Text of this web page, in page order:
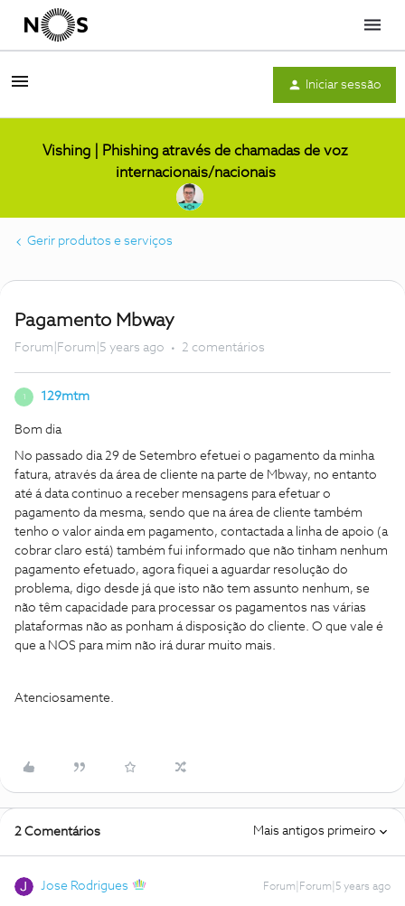
Menu
Iniciar sessão
Vishing | Phishing através de chamadas de voz
internacionais/nacionais
Gerir produtos e serviços
Pagamento Mbway
Forum|Forum|5 years ago 2 comentários
1 129mtm
Bom dia
No passado dia 29 de Setembro efetuei o pagamento da minha
fatura, através da área de cliente na parte de Mbway, no entanto
até á data continuo a receber mensagens para efetuar o
pagamento da mesma, sendo que na área de cliente também
tenho o valor ainda em pagamento, contactada a linha de apoio (a
cobrar claro está) também fui informado que não tinham nenhum
pagamento efetuado, agora fiquei a aguardar resolução do
problema, digo desde já que isto não tem assunto nenhum, se
não têm capacidade para processar os pagamentos nas várias
plataformas não as ponham á disposição do cliente. O que vale é
que a NOS para mim não irá durar muito mais.
Atenciosamente.
2 Comentários Mais antigos primeiro
Jose Rodrigues Forum|Forum|5 years ago